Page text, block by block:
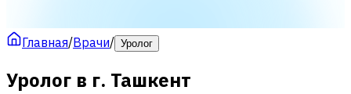
Главная/Врачи/ Уролог
Уролог в г. Ташкент